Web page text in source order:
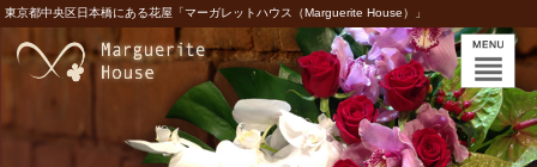
東京都中央区日本橋にある花屋「マーガレットハウス（Marguerite House）」